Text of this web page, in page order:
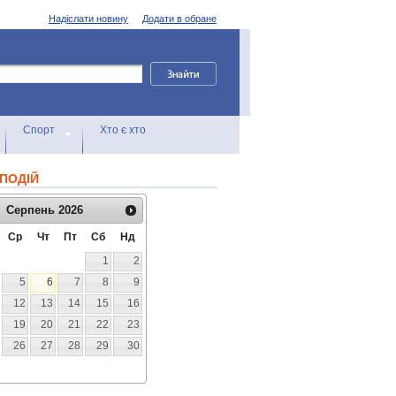
Додати в обране
Надіслати новину
Спорт Хто є хто
Серпень 2026
Ср Чт Пт Сб
Нд
1
2
5 6 7 8
9
12 13 14 15
16
19 20 21 22
23
26 27 28 29
30